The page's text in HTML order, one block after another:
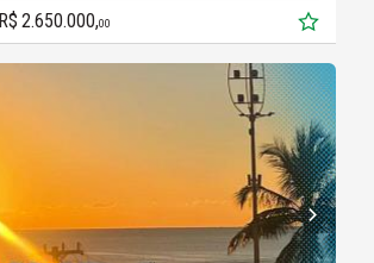
R$ 2.650.000,00